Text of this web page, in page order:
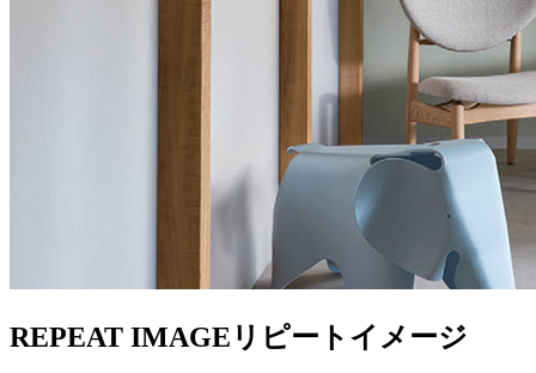
REPEAT IMAGE リピートイメージ